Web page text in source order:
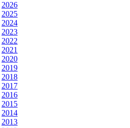
2026
2025
2024
2023
2022
2021
2020
2019
2018
2017
2016
2015
2014
2013